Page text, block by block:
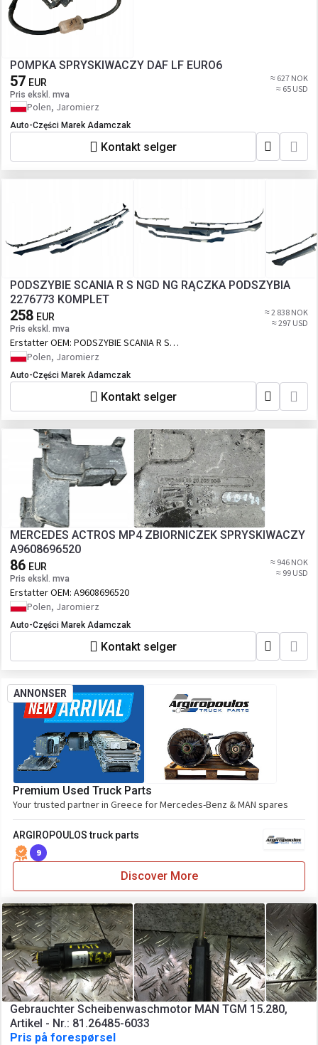
POMPKA SPRYSKIWACZY DAF LF EURO6
57 EUR
Pris ekskl. mva
≈ 627 NOK
≈ 65 USD
Polen, Jaromierz
Auto-Części Marek Adamczak
Kontakt selger
PODSZYBIE SCANIA R S NGD NG RĄCZKA PODSZYBIA
2276773 KOMPLET
258 EUR
Pris ekskl. mva
≈ 2 838 NOK
≈ 297 USD
Erstatter OEM: PODSZYBIE SCANIA R S
NGD NG RĄCZKA PODSZYBIA 2276773
Polen, Jaromierz
Auto-Części Marek Adamczak
Kontakt selger
MERCEDES ACTROS MP4 ZBIORNICZEK SPRYSKIWACZY
A9608696520
86 EUR
Pris ekskl. mva
≈ 946 NOK
≈ 99 USD
Erstatter OEM: A9608696520
Polen, Jaromierz
Auto-Części Marek Adamczak
Kontakt selger
ANNONSER
Premium Used Truck Parts
Your trusted partner in Greece for Mercedes-Benz & MAN spares
ARGIROPOULOS truck parts
9
Discover More
Gebrauchter Scheibenwaschmotor MAN TGM 15.280,
Artikel - Nr.: 81.26485-6033
Pris på forespørsel